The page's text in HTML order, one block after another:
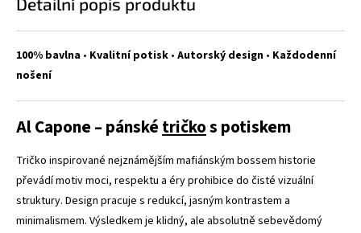
100% bavlna • Kvalitní potisk • Autorský design • Každodenní
nošení
Al Capone – pánskétričkos potiskem
Tričko inspirované nejznámějším mafiánským bossem historie
převádí motiv moci, respektu a éry prohibice do čisté vizuální
struktury. Design pracuje s redukcí, jasným kontrastem a
minimalismem. Výsledkem je klidný, ale absolutně sebevědomý